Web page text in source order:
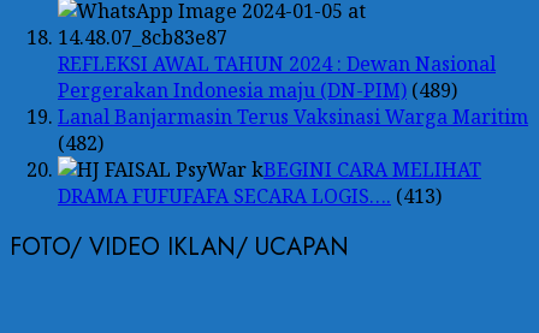
REFLEKSI AWAL TAHUN 2024 : Dewan Nasional
Pergerakan Indonesia maju (DN-PIM) (489)
Lanal Banjarmasin Terus Vaksinasi Warga Maritim
(482)
BEGINI CARA MELIHAT
DRAMA FUFUFAFA SECARA LOGIS…. (413)
FOTO/ VIDEO IKLAN/ UCAPAN